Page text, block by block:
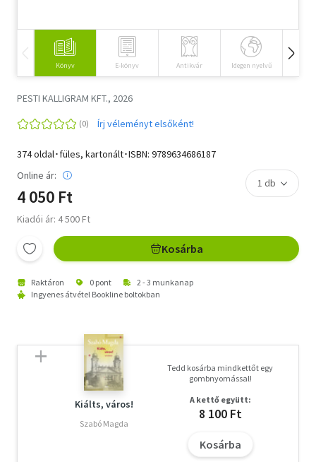
Könyv E-könyv Antikvár Idegen nyelvű
PESTI KALLIGRAM KFT., 2026
Írj véleményt elsőként!
374 oldal･füles, kartonált･ISBN: 9789634686187
Online ár:
4 050 Ft
Kiadói ár: 4 500 Ft
Kosárba
Raktáron 0 pont
2 - 3 munkanap
Ingyenes átvétel Bookline boltokban
Kiálts, város!
Szabó Magda
Tedd kosárba mindkettőt egy
gombnyomással!
A kettő együtt:
8 100 Ft
Kosárba